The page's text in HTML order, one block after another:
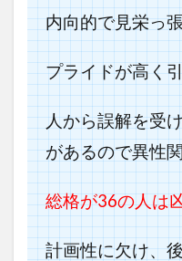
内向的で見栄っ
プライドが高く
人から誤解を受
があるので異性
総格が36の人は
計画性に欠け、